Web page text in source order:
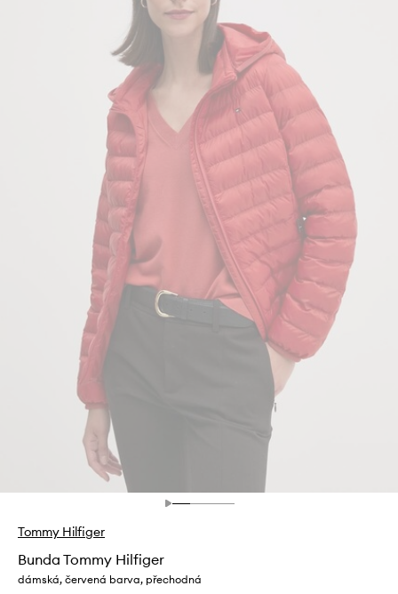
Tommy Hilfiger
Bunda Tommy Hilfiger
dámská, červená barva, přechodná